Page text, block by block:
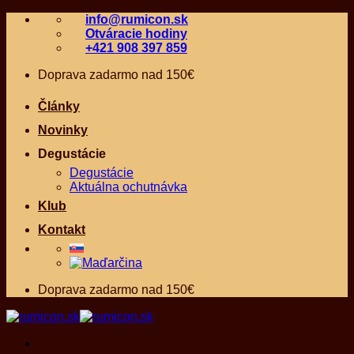
Skip
info@rumicon.sk
Otváracie hodiny
+421 908 397 859
Doprava zadarmo nad 150€
Články
Novinky
Degustácie
Degustácie
Aktuálna ochutnávka
Klub
Kontakt
Doprava zadarmo nad 150€